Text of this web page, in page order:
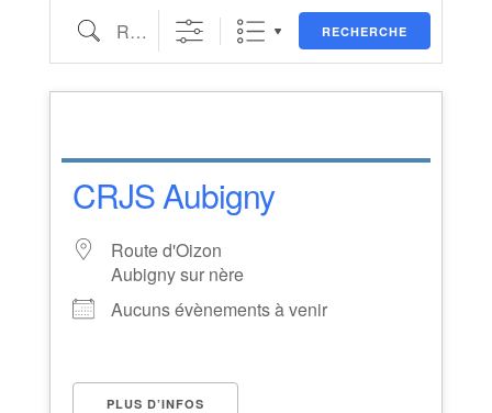
Recherche RECHERCHE
CRJS Aubigny
Route d'Oizon
Aubigny sur nère
Aucuns évènements à venir
PLUS D’INFOS